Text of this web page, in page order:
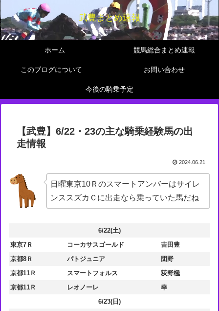
武豊まとめ速報
ホーム 競馬総合まとめ速報
このブログについて お問い合わせ
今後の騎乗予定
【武豊】6/22・23の主な騎乗経験馬の出
走情報
2024.06.21
日曜東京10Ｒのスマートアンバーはサイレ
ンススズカＣに出走なら乗っていた馬だね
6/22(土)
東京7Ｒ
コーカサスゴールド
吉田豊
京都8Ｒ
パトジュニア
団野
京都11Ｒ
スマートフォルス
荻野極
京都11Ｒ
レオノーレ
幸
6/23(日)